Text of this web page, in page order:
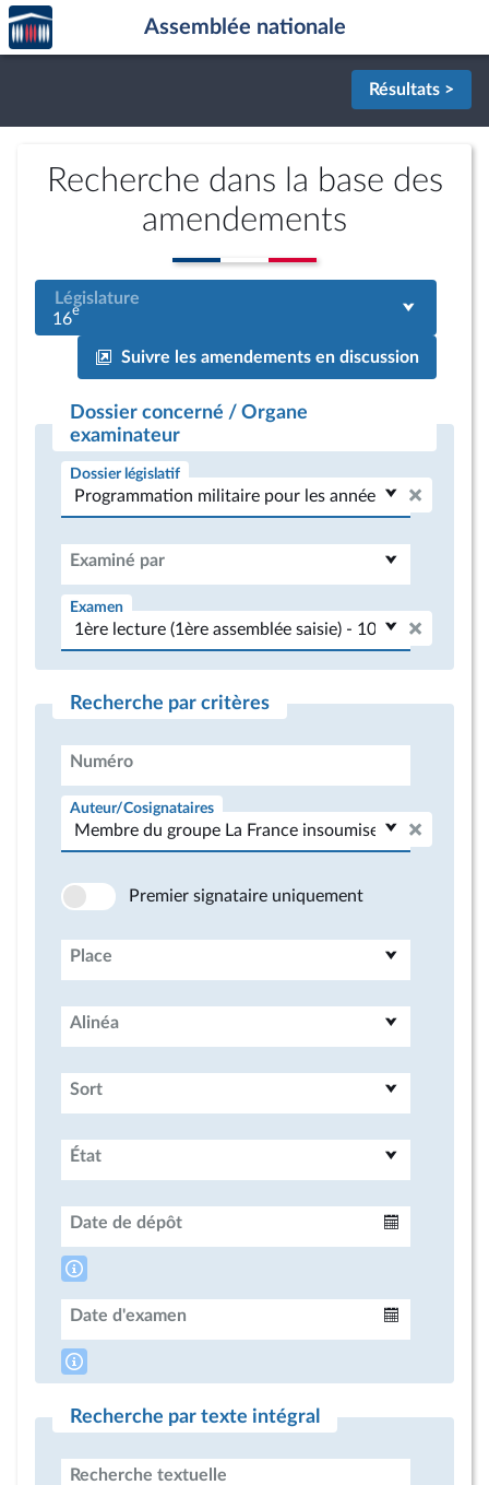
Aller au contenu
Aller en bas de la page
Accèder
à la
page
Assemblée nationale
Résultats >
Recherche dans la base des
amendements
Législature
16e
Suivre les amendements en discussion
Dossier concerné / Organe
examinateur
Dossier législatif
Examiné par
Examen
Recherche par critères
Numéro
Auteur/Cosignataires
Premier signataire uniquement
Place
Alinéa
Sort
État
Date de dépôt
Date d'examen
Recherche par texte intégral
Recherche textuelle